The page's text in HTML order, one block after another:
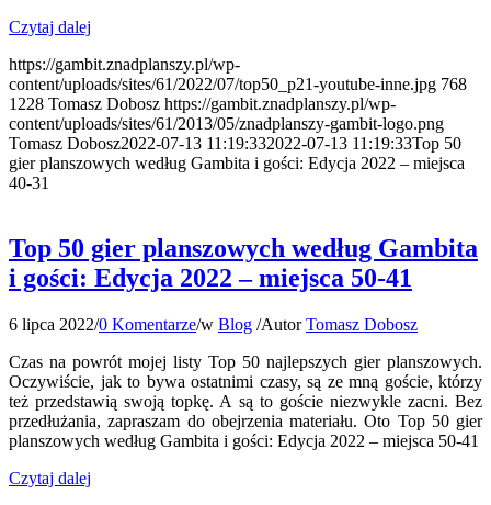
Czytaj dalej
https://gambit.znadplanszy.pl/wp-
content/uploads/sites/61/2022/07/top50_p21-youtube-inne.jpg 768
1228 Tomasz Dobosz https://gambit.znadplanszy.pl/wp-
content/uploads/sites/61/2013/05/znadplanszy-gambit-logo.png
Tomasz Dobosz2022-07-13 11:19:332022-07-13 11:19:33Top 50
gier planszowych według Gambita i gości: Edycja 2022 – miejsca
40-31
Top 50 gier planszowych według Gambita
i gości: Edycja 2022 – miejsca 50-41
6 lipca 2022/0 Komentarze/w Blog /AutorTomasz Dobosz
Czas na powrót mojej listy Top 50 najlepszych gier planszowych.
Oczywiście, jak to bywa ostatnimi czasy, są ze mną goście, którzy
też przedstawią swoją topkę. A są to goście niezwykle zacni. Bez
przedłużania, zapraszam do obejrzenia materiału. Oto Top 50 gier
planszowych według Gambita i gości: Edycja 2022 – miejsca 50-41
Czytaj dalej